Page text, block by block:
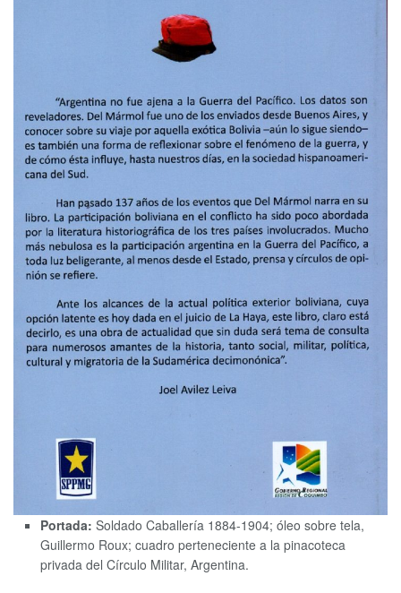
Portada: Soldado Caballería 1884-1904; óleo sobre tela,
Guillermo Roux; cuadro perteneciente a la pinacoteca
privada del Círculo Militar, Argentina.